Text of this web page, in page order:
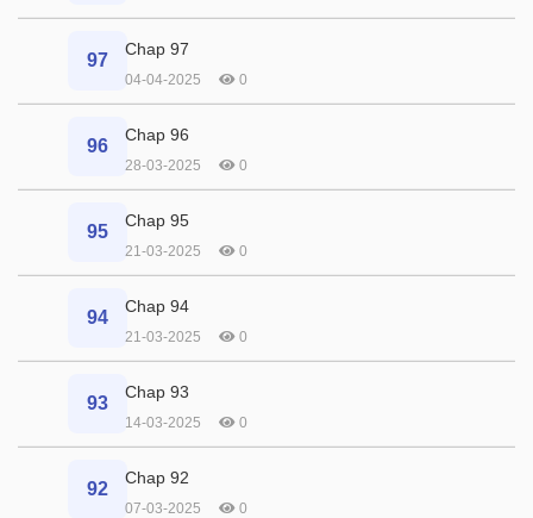
97
Chap 97
04-04-2025 0
96
Chap 96
28-03-2025 0
95
Chap 95
21-03-2025 0
94
Chap 94
21-03-2025 0
93
Chap 93
14-03-2025 0
92
Chap 92
07-03-2025 0